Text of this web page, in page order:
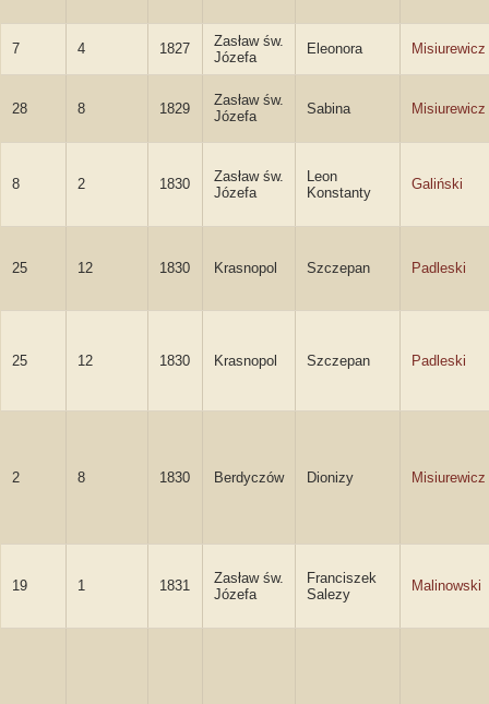
7 4 1827
Zasław św.
Józefa
Eleonora Misiurewicz
28 8 1829
Zasław św.
Józefa
Sabina Misiurewicz
8 2 1830
Zasław św.
Józefa
Leon
Konstanty
Galiński
25 12 1830 Krasnopol Szczepan Padleski
25 12 1830 Krasnopol Szczepan Padleski
2 8 1830 Berdyczów Dionizy Misiurewicz
19 1 1831
Zasław św.
Józefa
Franciszek
Salezy
Malinowski